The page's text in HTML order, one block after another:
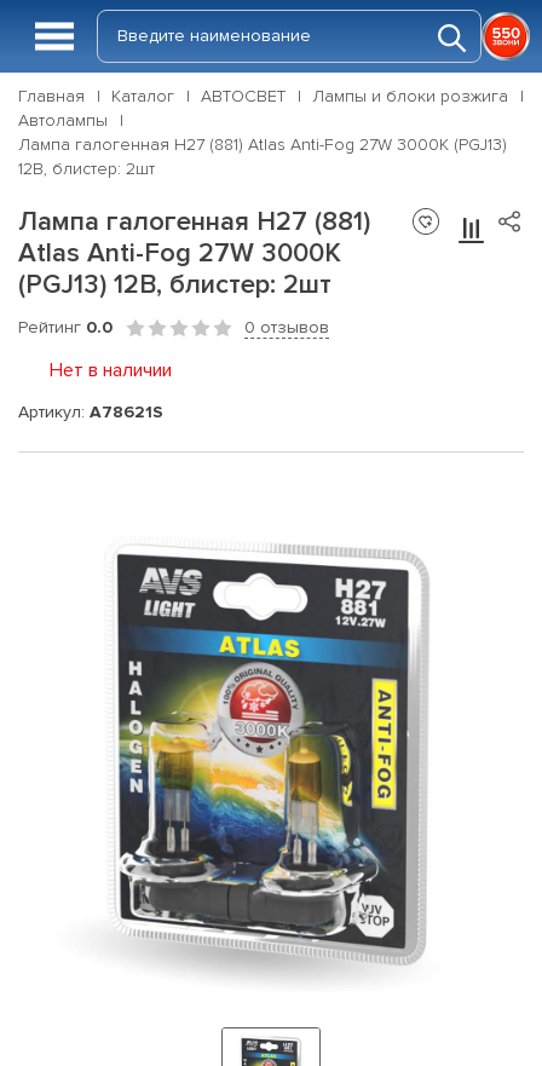
Главная Каталог АВТОСВЕТ
Лампы и блоки розжига
Автолампы
Лампа галогенная H27 (881) Atlas Anti-Fog 27W 3000K (PGJ13)
12В, блистер: 2шт
Лампа галогенная H27 (881)
Atlas Anti-Fog 27W 3000K
(PGJ13) 12В, блистер: 2шт
Рейтинг 0.0 0 отзывов
Нет в наличии
Артикул: A78621S